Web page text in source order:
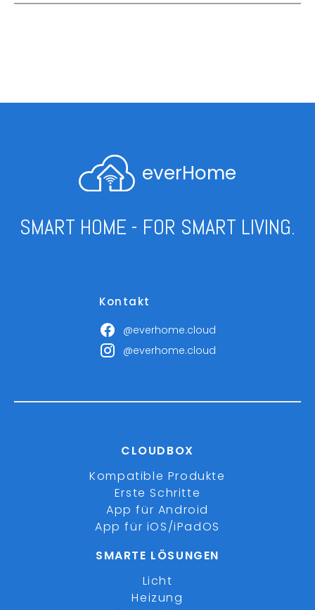
everHome
SMART HOME - FOR SMART LIVING.
Kontakt
@everhome.cloud
@everhome.cloud
CLOUDBOX
Kompatible Produkte
Erste Schritte
App für Android
App für iOS/iPadOS
SMARTE LÖSUNGEN
Licht
Heizung